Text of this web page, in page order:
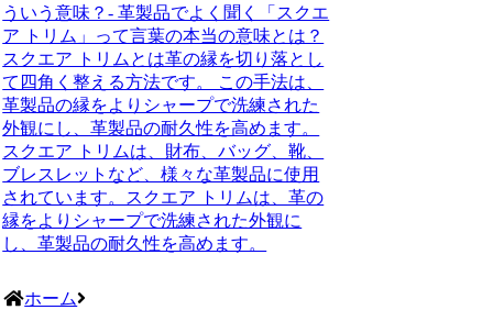
ういう意味？- 革製品でよく聞く「スクエ
ア トリム」って言葉の本当の意味とは？
スクエア トリムとは革の縁を切り落とし
て四角く整える方法です。 この手法は、
革製品の縁をよりシャープで洗練された
外観にし、革製品の耐久性を高めます。
スクエア トリムは、財布、バッグ、靴、
ブレスレットなど、様々な革製品に使用
されています。スクエア トリムは、革の
縁をよりシャープで洗練された外観に
し、革製品の耐久性を高めます。
ホーム